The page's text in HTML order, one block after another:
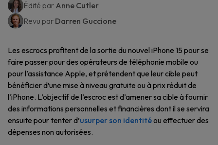
Édité par Anne Cutler
Revu par Darren Guccione
Les escrocs profitent de la sortie du nouvel iPhone 15 pour se
faire passer pour des opérateurs de téléphonie mobile ou
pour l’assistance Apple, et prétendent que leur cible peut
bénéficier d’une mise à niveau gratuite ou à prix réduit de
l’iPhone. L’objectif de l’escroc est d’amener sa cible à fournir
des informations personnelles et financières dont il se servira
ensuite pour tenter d’usurper son identitéou effectuer des
dépenses non autorisées.